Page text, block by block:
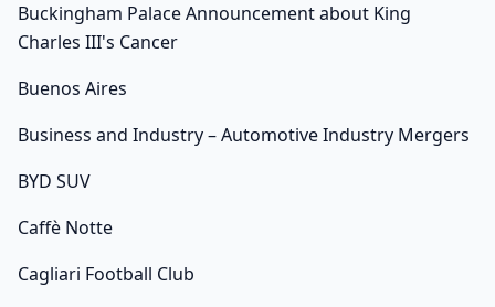
Buckingham Palace Announcement about King
Charles III's Cancer
Buenos Aires
Business and Industry – Automotive Industry Mergers
BYD SUV
Caffè Notte
Cagliari Football Club